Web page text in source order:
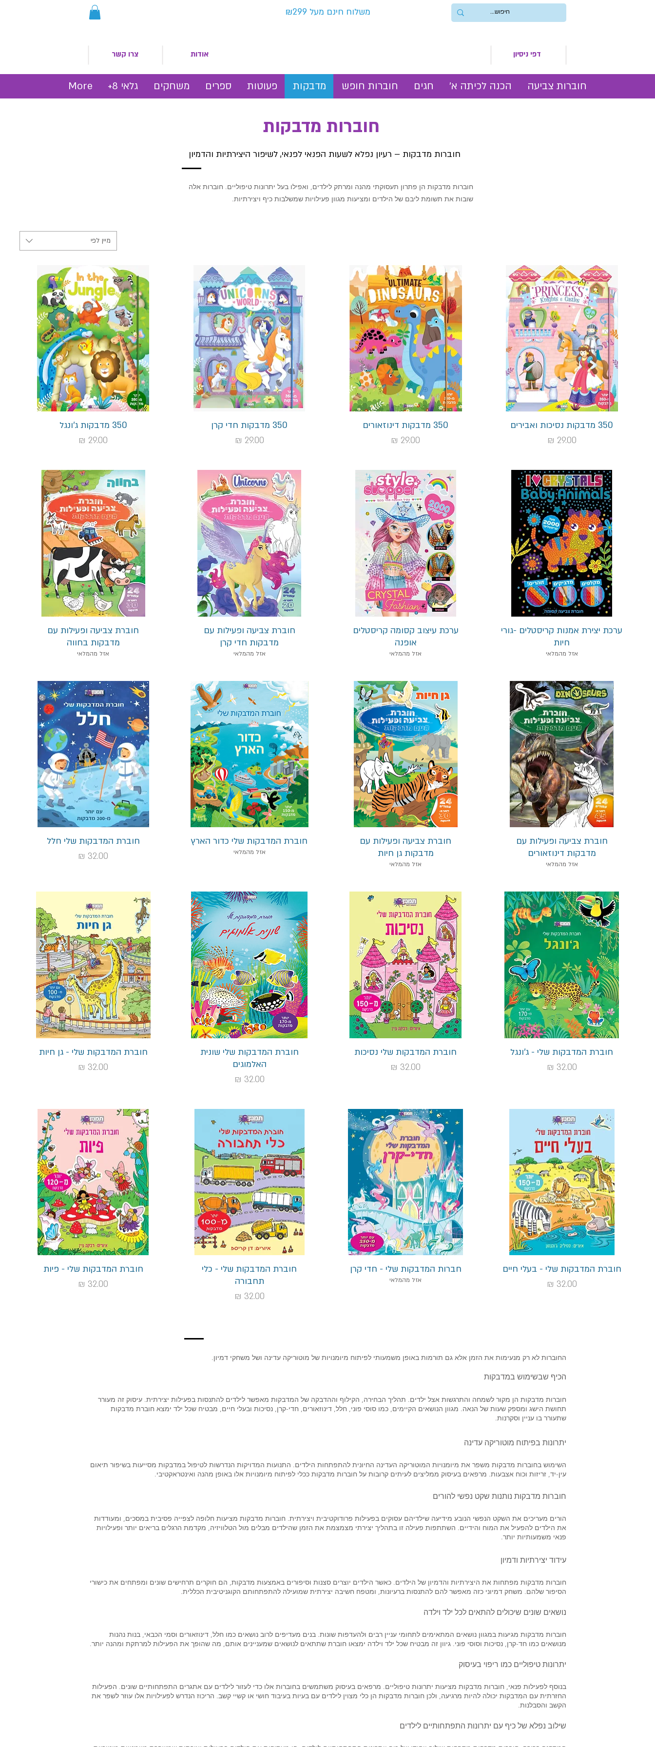
משלוח חינם מעל ₪299
חוברות צביעה הכנה לכיתה א׳ חגים חוברות חופש מדבקות פעוטות ספרים משחקים גלאי 8+ More
צרו קשר אודות דפי ניסיון
חוברות מדבקות
חוברות מדבקות – רעיון נפלא לשעות הפנאי לפנאי, לשיפור היצירתיות והדמיון
חוברות מדבקות הן פתרון תעסוקתי מהנה ומרתק לילדים, ואפילו בעל יתרונות טיפוליים. חוברות אלה
שובות את תשומת ליבם של הילדים ומציעות מגוון פעילויות שמשלבות כיף ויצירתיות.
מיין לפי
תצוגה מהירה
350 מדבקות נסיכות ואבירים
מחיר
תצוגה מהירה 350 מדבקות דינוזאורים
מחיר
תצוגה מהירה 350 מדבקות חדי קרן
מחיר
תצוגה מהירה350 מדבקות ג'ונגל
מחיר
תצוגה מהירה
ערכת יצירת אמנות קריסטלים -גורי
חיות
אזל מהמלאי
תצוגה מהירה
ערכת עיצוב קסומה קריסטלים
אופנה
אזל מהמלאי
תצוגה מהירה
חוברת צביעה ופעילות עם
מדבקות חדי קרן
אזל מהמלאי
תצוגה מהירה
חוברת צביעה ופעילות עם
מדבקות בחווה
אזל מהמלאי
תצוגה מהירה
חוברת צביעה ופעילות עם
מדבקות דינוזאורים
אזל מהמלאי
תצוגה מהירה
חוברת צביעה ופעילות עם
מדבקות גן חיות
אזל מהמלאי
תצוגה מהירה
חוברת המדבקות שלי כדור הארץ
אזל מהמלאי
תצוגה מהירה
חוברת המדבקות שלי חלל
מחיר
תצוגה מהירה
חוברת המדבקות שלי - ג'ונגל
מחיר
תצוגה מהירה
חוברת המדבקות שלי נסיכות
מחיר
תצוגה מהירה
חוברת המדבקות שלי שונית
האלמוגים
מחיר
תצוגה מהירה
חוברת המדבקות שלי - גן חיות
מחיר
תצוגה מהירה
חוברת המדבקות שלי - בעלי חיים
מחיר
תצוגה מהירה
חברות המדבקות שלי - חדי קרן
אזל מהמלאי
תצוגה מהירה
חוברת המדבקות שלי - כלי
תחבורה
מחיר
תצוגה מהירה
חוברת המדבקות שלי - פיות
מחיר
החוברות לא רק מנעימות את הזמן אלא גם תורמות באופן משמעותי לפיתוח מיומנויות של מוטוריקה עדינה ושל משחקי דמיון.
הכיף שבשימוש במדבקות
חוברות מדבקות הן מקור לשמחה והתרגשות אצל ילדים. תהליך הבחירה, הקילוף וההדבקה של המדבקות מאפשר לילדים להתנסות בפעילות יצירתית. עיסוק זה מעורר
תחושת הישג ומספק שעות של הנאה. מגוון הנושאים הקיימים, כמו סוסי פוני, חלל, דינוזאורים, חדי-קרן, נסיכות ובעלי חיים, מבטיח שכל ילד ימצא חוברת מדבקות
שתעורר בו עניין וסקרנות.
יתרונות בפיתוח מוטוריקה עדינה
השימוש בחוברות מדבקות משפר את מיומנויות המוטוריקה העדינה החיונית להתפתחות הילדים. התנועות המדויקות הנדרשות לטיפול במדבקות מסייעות בשיפור תיאום
עין-יד, זריזות וכוח אצבעות. מרפאים בעיסוק ממליצים לעיתים קרובות על חוברות מדבקות ככלי לפיתוח מיומנויות אלו באופן מהנה ואינטראקטיבי.
חוברות מדבקות נותנות שקט נפשי להורים
הורים מעריכים את השקט הנפשי הנובע מידיעה שילדיהם עסוקים בפעילות פרודוקטיבית ויצירתית. חוברות מדבקות מציעות חלופה לצפייה פסיבית במסכים, ומעודדות
את הילדים להפעיל את המוח והידיים. השתתפות פעילה זו בתהליך יצירתי מצמצמת את הזמן שהילדים מבלים מול הטלוויזיה, מקדמת הרגלים בריאים יותר ופעילויות
פנאי משמעותיות יותר.
עידוד יצירתיות ודמיון
חוברות מדבקות מפתחות את היצירתיות והדמיון של הילדים. כאשר הילדים יוצרים סצנות וסיפורים באמצעות מדבקות, הם חוקרים תרחישים שונים ומפתחים את כישורי
הסיפור שלהם. משחק דמיוני כזה מאפשר להם להתנסות ברעיונות, ומטפח חשיבה יצירתית שמועילה להתפתחותם הקוגניטיבית הכללית.
נושאים שונים שיכולים להתאים לכל ילד וילדה
חוברות מדבקות מגיעות במגוון נושאים המתאימים לתחומי עניין רבים ולהעדפות שונות. בנים מעדיפים לרוב נושאים כמו חלל, דינוזאורים וסמי הכבאי, בנות נהנות
מנושאים כמו חד-קרן, נסיכות וסוסי פוני. גיוון זה מבטיח שכל ילד וילדה ימצאו חוברת שתתאים לנושאים שמעניינים אותם, מה שהופך את הפעילות למרתקת ומהנה יותר.
יתרונות טיפוליים כמו ריפוי בעיסוק
בנוסף לפעילות פנאי, חוברות מדבקות מציעות יתרונות טיפוליים. מרפאים בעיסוק משתמשים בחוברות אלו כדי לעזור לילדים עם אתגרים התפתחותיים שונים. הפעילות
החזרתית עם המדבקות יכולה להיות מרגיעה, ולכן חוברות מדבקות הן כלי מצוין לילדים עם בעיות בעיבוד חושי או קשיי קשב. הריכוז הנדרש לפעילויות אלו עוזר לשפר את
הקשב והסבלנות.
שילוב נפלא של כיף עם יתרונות התפתחותיים לילדים